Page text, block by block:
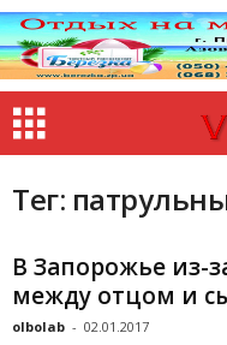
Тег:
В Запорожье из-
между отцом и
olbolab - 02.01.2017